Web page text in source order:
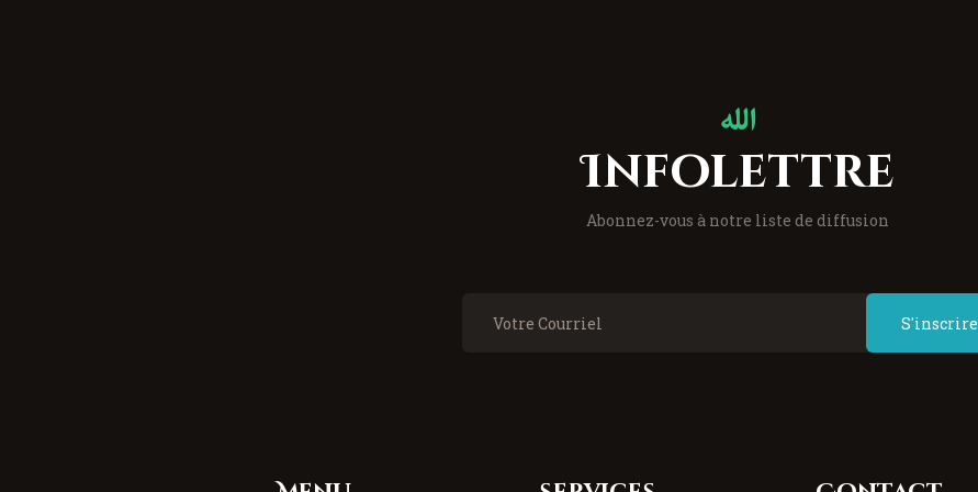
Infolettre
Abonnez-vous à notre liste de diffusion
S'inscrire